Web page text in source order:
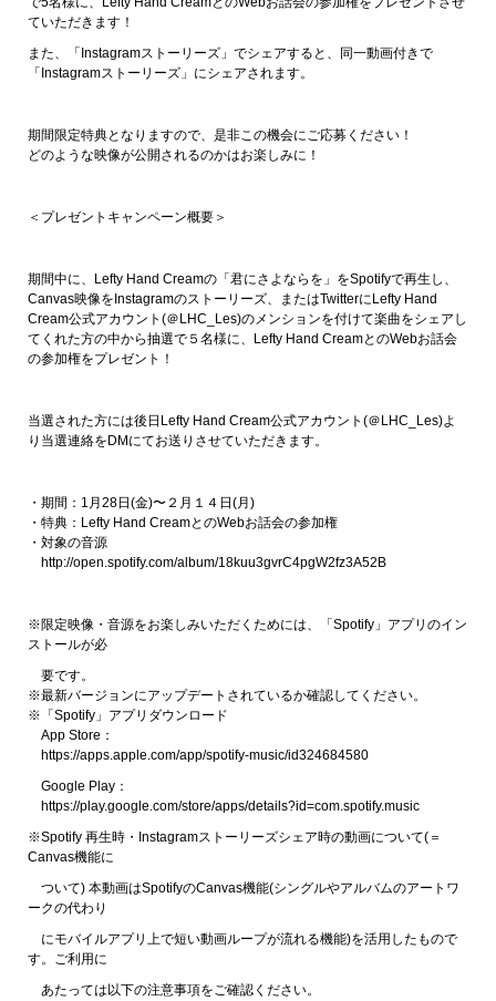
ていただきます！
また、「Instagramストーリーズ」でシェアすると、同一動画付きで
「Instagramストーリーズ」にシェアされます。
期間限定特典となりますので、是非この機会にご応募ください！
どのような映像が公開されるのかはお楽しみに！
＜プレゼントキャンペーン概要＞
期間中に、Lefty Hand Creamの「君にさよならを」をSpotifyで再生し、
Canvas映像をInstagramのストーリーズ、またはTwitterにLefty Hand
Cream公式アカウント(＠LHC_Les)のメンションを付けて楽曲をシェアし
てくれた方の中から抽選で５名様に、Lefty Hand CreamとのWebお話会
の参加権をプレゼント！
当選された方には後日Lefty Hand Cream公式アカウント(＠LHC_Les)よ
り当選連絡をDMにてお送りさせていただきます。
・期間：1月28日(金)〜２月１４日(月)
・特典：Lefty Hand CreamとのWebお話会の参加権
・対象の音源
http://open.spotify.com/album/18kuu3gvrC4pgW2fz3A52B
※限定映像・音源をお楽しみいただくためには、「Spotify」アプリのイン
ストールが必
要です。
※最新バージョンにアップデートされているか確認してください。
※「Spotify」アプリダウンロード
App Store：
https://apps.apple.com/app/spotify-music/id324684580
Google Play：
https://play.google.com/store/apps/details?id=com.spotify.music
※Spotify 再生時・Instagramストーリーズシェア時の動画について(＝
Canvas機能に
ついて) 本動画はSpotifyのCanvas機能(シングルやアルバムのアートワ
ークの代わり
にモバイルアプリ上で短い動画ループが流れる機能)を活用したもので
す。ご利用に
あたっては以下の注意事項をご確認ください。